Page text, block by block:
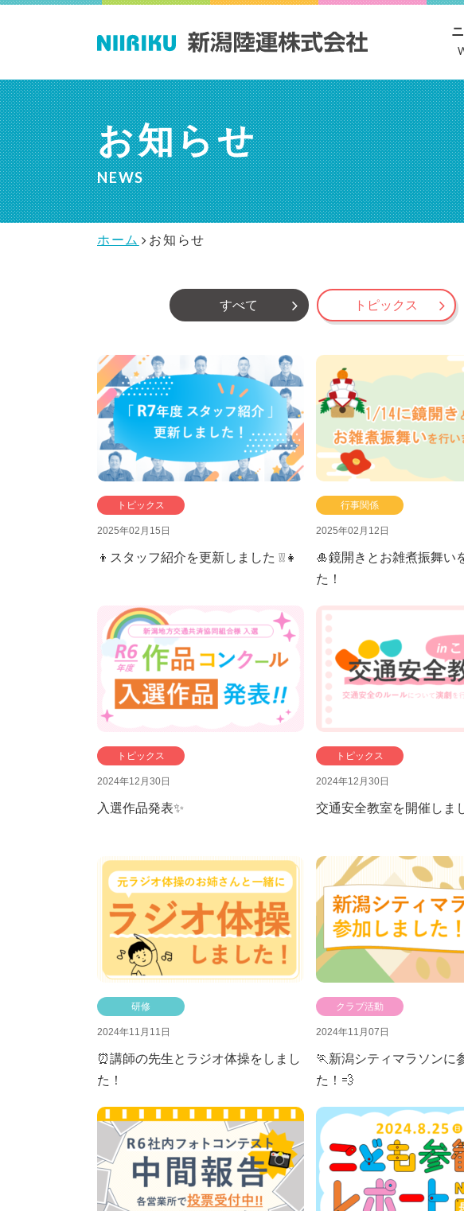
私たちの取り組
み
ACTIVITY
私たちの取り組み
健康経営
社会貢献
会社情報
COMPANY
会社情報
代表者挨拶
公式キャラクター
採用情報
RECRUIT
採用情報
採用情報
エントリーフォーム
お知らせ
NEWS
ホーム お知らせ
すべて トピックス
トピックス
2025年02月15日
👦スタッフ紹介を更新しました ❕❕👧
行事関係
2025年02月12日
🎍鏡開きとお雑煮振舞い
た！
トピックス
2024年12月30日
入選作品発表✨
トピックス
2024年12月30日
交通安全教室を開催しま
研修
2024年11月11日
⏰講師の先生とラジオ体操をしまし
た！
クラブ活動
2024年11月07日
🏃新潟シティマラソンに
た！💨